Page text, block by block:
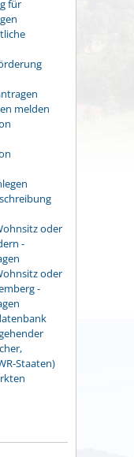
für
melden
oder
-
oder
-
Staaten)